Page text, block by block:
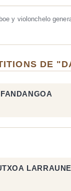
y violonchelo
DE